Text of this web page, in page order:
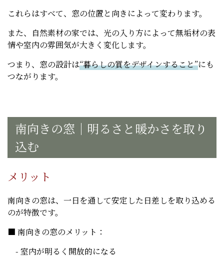
これらはすべて、窓の位置と向きによって変わります。
また、自然素材の家では、光の入り方によって無垢材の表
情や室内の雰囲気が大きく変化します。
つまり、窓の設計は“暮らしの質をデザインすること”にも
つながります。
南向きの窓｜明るさと暖かさを取り
込む
メリット
南向きの窓は、一日を通して安定した日差しを取り込める
のが特徴です。
■ 南向きの窓のメリット：
- 室内が明るく開放的になる